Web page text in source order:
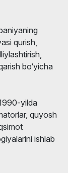
qurish,
bo‘yicha
yilda
quyosh
ishlab